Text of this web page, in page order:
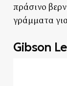
πράσινο
γράμματα
Gibson